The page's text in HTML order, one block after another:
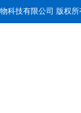
科技有限公司 版权